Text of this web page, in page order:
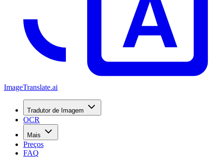
ImageTranslate.ai
Tradutor de Imagem
OCR
Mais
Preços
FAQ